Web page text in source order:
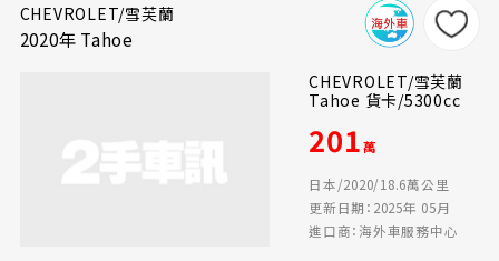
CHEVROLET/雪芙蘭
2020年 Tahoe
CHEVROLET/雪芙蘭
Tahoe 貨卡/5300cc
201萬
日本/2020/18.6萬公里
更新日期：2025年 05月
進口商：海外車服務中心